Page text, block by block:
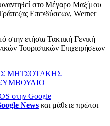
στο Μέγαρο Μαξίμου
Επενδύσεων, Werner
στην ετήσια Τακτική Γενική
Τουριστικών Επιχειρήσεων
ΜΗΤΣΟΤΑΚΗΣ
στην Google
News και μάθετε πρώτοι